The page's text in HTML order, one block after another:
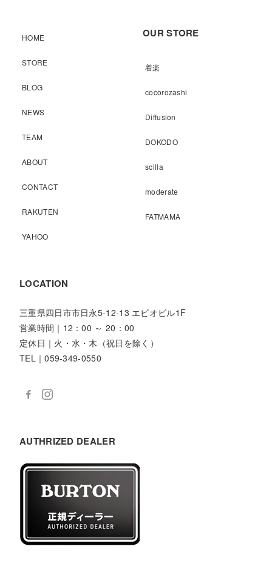
HOME
STORE
BLOG
NEWS
TEAM
ABOUT
CONTACT
RAKUTEN
YAHOO
OUR STORE
着楽
cocorozashi
Diffusion
DOKODO
scilla
moderate
FATMAMA
LOCATION
三重県四日市市日永5-12-13 エビオビル1F
営業時間｜12：00 ～ 20：00
定休日｜火・水・木（祝日を除く）
TEL｜059-349-0550
AUTHRIZED DEALER